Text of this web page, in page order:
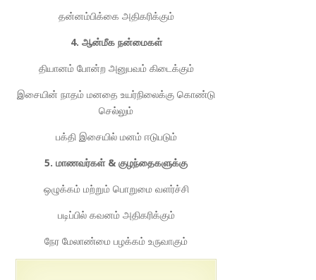
தன்னம்பிக்கை அதிகரிக்கும்
4. ஆன்மீக நன்மைகள்
தியானம் போன்ற அனுபவம் கிடைக்கும்
இசையின் நாதம் மனதை உயர்நிலைக்கு கொண்டு
செல்லும்
பக்தி இசையில் மனம் ஈடுபடும்
5. மாணவர்கள் & குழந்தைகளுக்கு
ஒழுக்கம் மற்றும் பொறுமை வளர்ச்சி
படிப்பில் கவனம் அதிகரிக்கும்
நேர மேலாண்மை பழக்கம் உருவாகும்